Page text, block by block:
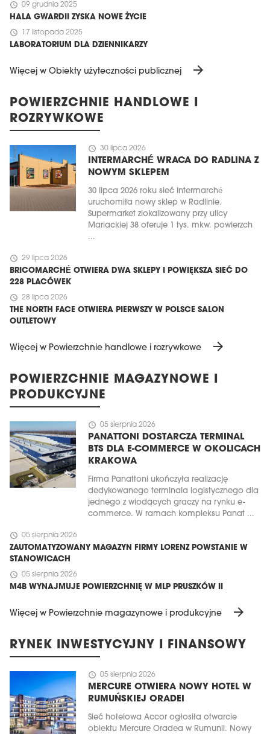
schedule 09 grudnia 2025
HALA GWARDII ZYSKA NOWE ŻYCIE
schedule 17 listopada 2025
LABORATORIUM DLA DZIENNIKARZY
Więcej w Obiekty użyteczności publicznej arrow_forward
POWIERZCHNIE HANDLOWE I
ROZRYWKOWE
schedule 30 lipca 2026
INTERMARCHÉ WRACA DO RADLINA Z
NOWYM SKLEPEM
30 lipca 2026 roku sieć Intermarché
uruchomiła nowy sklep w Radlinie.
Supermarket zlokalizowany przy ulicy
Mariackiej 38 oferuje 1 tys. mkw. powierzch
...
schedule 29 lipca 2026
BRICOMARCHÉ OTWIERA DWA SKLEPY I POWIĘKSZA SIEĆ DO
228 PLACÓWEK
schedule 28 lipca 2026
THE NORTH FACE OTWIERA PIERWSZY W POLSCE SALON
OUTLETOWY
Więcej w Powierzchnie handlowe i rozrywkowe arrow_forward
POWIERZCHNIE MAGAZYNOWE I
PRODUKCYJNE
schedule 05 sierpnia 2026
PANATTONI DOSTARCZA TERMINAL
BTS DLA E-COMMERCE W OKOLICACH
KRAKOWA
Firma Panattoni ukończyła realizację
dedykowanego terminala logistycznego dla
jednego z wiodących graczy na rynku e-
commerce. W ramach kompleksu Panat ...
schedule 05 sierpnia 2026
ZAUTOMATYZOWANY MAGAZYN FIRMY LORENZ POWSTANIE W
STANOWICACH
schedule 05 sierpnia 2026
M4B WYNAJMUJE POWIERZCHNIĘ W MLP PRUSZKÓW II
Więcej w Powierzchnie magazynowe i produkcyjne arrow_forward
RYNEK INWESTYCYJNY I FINANSOWY
schedule 05 sierpnia 2026
MERCURE OTWIERA NOWY HOTEL W
RUMUŃSKIEJ ORADEI
Sieć hotelowa Accor ogłosiła otwarcie
obiektu Mercure Oradea w Rumunii. Nowy